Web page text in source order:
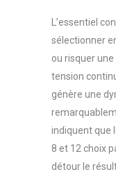
L’essentiel
sélectionner
ou risquer
tension
génère une
indiquent que
8 et 12 choix
détour le